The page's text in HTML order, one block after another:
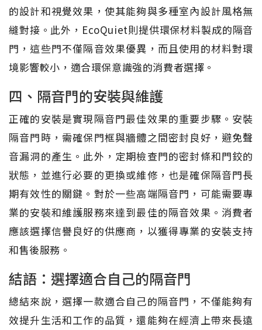
的設計和視覺效果，使其能夠與多種室內設計風格無
縫對接。此外，EcoQuiet則提供環保材料製成的隔音
門，這些門不僅隔音效果優異，而且使用的材料對環
境影響較小，適合環保意識強的消費者選擇。
四、隔音門的安裝與維護
正確的安裝是實現隔音門最佳效果的重要步驟。安裝
隔音門時，需確保門框與牆體之間密封良好，避免聲
音漏洞的產生。此外，定期檢查門的密封條和門鉸的
狀態，並進行必要的更換或維修，也是確保隔音門長
期有效性的關鍵。對於一些高端隔音門，可能需要專
業的安裝和維護服務來達到最佳的隔音效果。消費者
應該選擇信譽良好的供應商，以獲得專業的安裝支持
和售後服務。
結語：選擇適合自己的隔音門
總結來說，選擇一款適合自己的隔音門，不僅能夠有
效提升生活和工作的品質，還能夠在經濟上帶來長遠